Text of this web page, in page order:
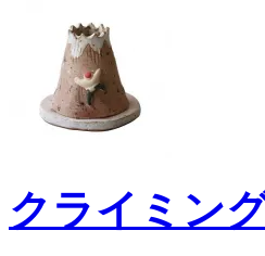
クライミン